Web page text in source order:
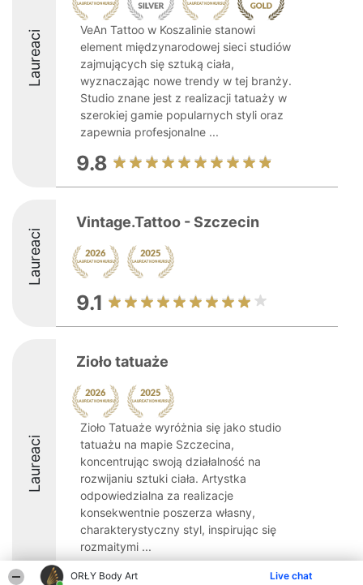
ORŁY Body Art Live chat
Laureaci
VeAn Tattoo w Koszalinie stanowi
element międzynarodowej sieci studiów
zajmujących się sztuką ciała,
wyznaczając nowe trendy w tej branży.
Studio znane jest z realizacji tatuaży w
szerokiej gamie popularnych styli oraz
zapewnia profesjonalne ...
9.8
Laureaci
Vintage.Tattoo - Szczecin
9.1
Laureaci
Zioło tatuaże
Zioło Tatuaże wyróżnia się jako studio
tatuażu na mapie Szczecina,
koncentrując swoją działalność na
rozwijaniu sztuki ciała. Artystka
odpowiedzialna za realizacje
konsekwentnie poszerza własny,
charakterystyczny styl, inspirując się
rozmaitymi ...
8.7